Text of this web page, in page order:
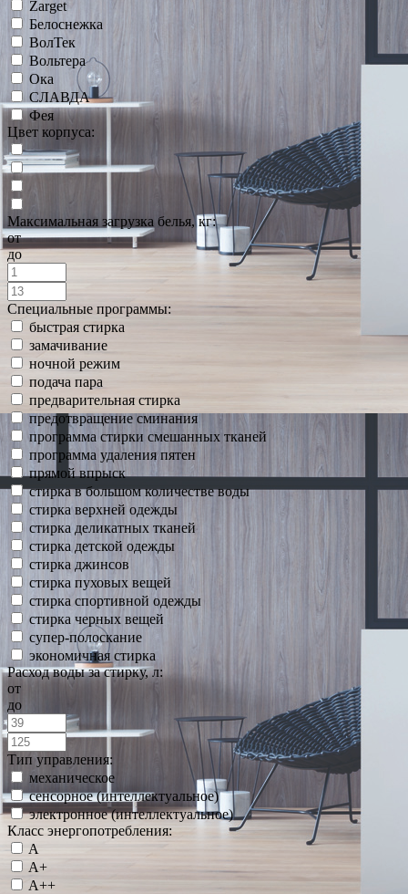
Zarget
Белоснежка
ВолТек
Вольтера
Ока
СЛАВДА
Фея
Цвет корпуса:
Максимальная загрузка белья, кг:
от
до
Специальные программы:
быстрая стирка
замачивание
ночной режим
подача пара
предварительная стирка
предотвращение сминания
программа стирки смешанных тканей
программа удаления пятен
прямой впрыск
стирка в большом количестве воды
стирка верхней одежды
стирка деликатных тканей
стирка детской одежды
стирка джинсов
стирка пуховых вещей
стирка спортивной одежды
стирка черных вещей
супер-полоскание
экономичная стирка
Расход воды за стирку, л:
от
до
Тип управления:
механическое
сенсорное (интеллектуальное)
электронное (интеллектуальное)
Класс энергопотребления:
A
A+
A++